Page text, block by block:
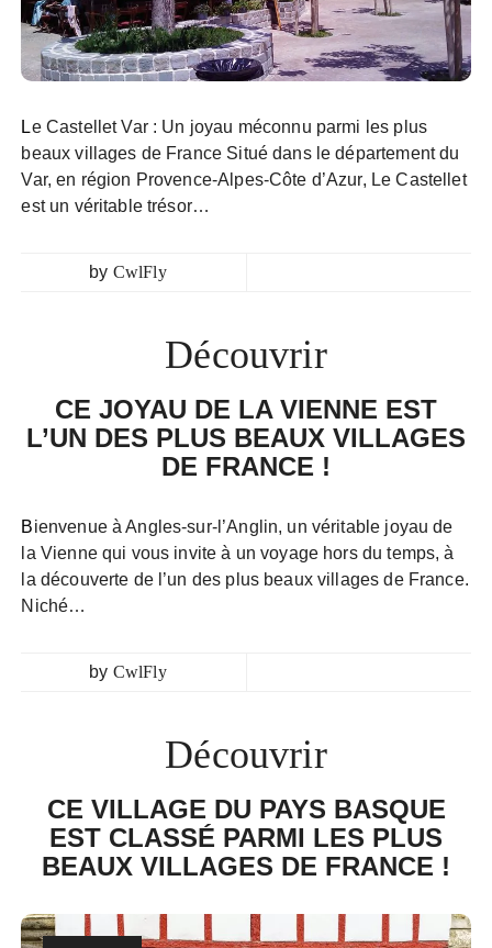
Le Castellet Var : Un joyau méconnu parmi les plus
beaux villages de France Situé dans le département du
Var, en région Provence-Alpes-Côte d’Azur, Le Castellet
est un véritable trésor…
by CwlFly
Découvrir
CE JOYAU DE LA VIENNE EST
L’UN DES PLUS BEAUX VILLAGES
DE FRANCE !
Bienvenue à Angles-sur-l’Anglin, un véritable joyau de
la Vienne qui vous invite à un voyage hors du temps, à
la découverte de l’un des plus beaux villages de France.
Niché…
by CwlFly
Découvrir
CE VILLAGE DU PAYS BASQUE
EST CLASSÉ PARMI LES PLUS
BEAUX VILLAGES DE FRANCE !